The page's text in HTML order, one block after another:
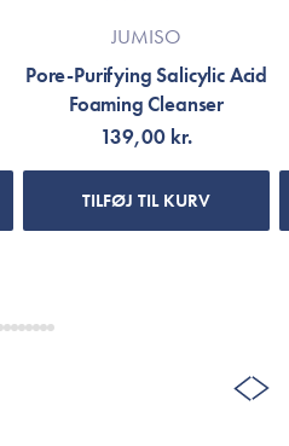
JUMISO
Pore-Purifying Salicylic Acid
Foaming Cleanser
139,00 kr.
TILFØJ TIL KURV